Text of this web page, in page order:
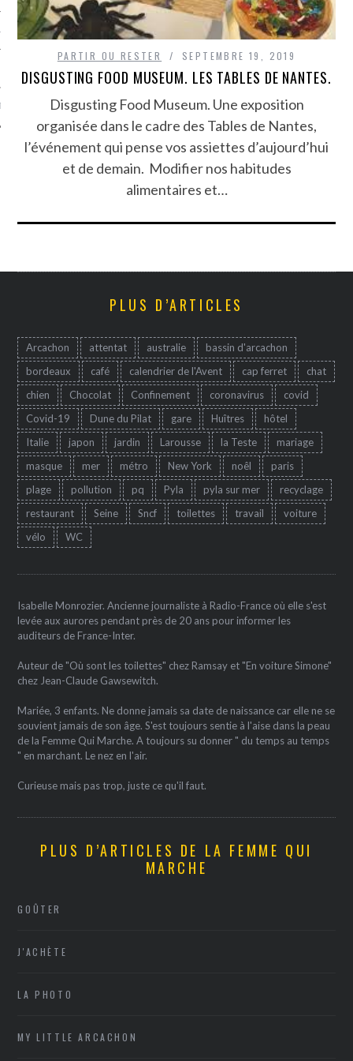
ARCACHON
PARTIR OU RESTER SEPTEMBRE 19, 2019
DISGUSTING FOOD MUSEUM. LES TABLES DE NANTES.
Disgusting Food Museum. Une exposition
organisée dans le cadre des Tables de Nantes,
l’événement qui pense vos assiettes d’aujourd’hui
et de demain. Modifier nos habitudes
alimentaires et…
PLUS D’ARTICLES
Arcachon attentat australie
bassin d'arcachon
bordeaux
café calendrier de l'Avent cap ferret
chat
chien
Chocolat Confinement coronavirus
covid
Covid-19
Dune du Pilat gare Huîtres
hôtel
Italie
japon jardin Larousse la Teste
mariage
masque
mer métro New York noêl
paris
plage
pollution pq Pyla pyla sur mer
recyclage
restaurant
Seine Sncf toilettes travail
voiture
vélo
WC
Isabelle Monrozier. Ancienne journaliste à Radio-France où elle s'est
levée aux aurores pendant près de 20 ans pour informer les
auditeurs de France-Inter.
Auteur de "Où sont les toilettes" chez Ramsay et "En voiture Simone"
chez Jean-Claude Gawsewitch.
Mariée, 3 enfants. Ne donne jamais sa date de naissance car elle ne se
souvient jamais de son âge. S'est toujours sentie à l'aise dans la peau
de la Femme Qui Marche. A toujours su donner " du temps au temps
" en marchant. Le nez en l'air.
Curieuse mais pas trop, juste ce qu'il faut.
PLUS D’ARTICLES DE LA FEMME QUI
MARCHE
GOÛTER
J'ACHÈTE
LA PHOTO
MY LITTLE ARCACHON